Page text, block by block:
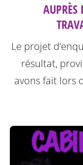
AUPRÈS
Le projet
résultat,
avons fait lors